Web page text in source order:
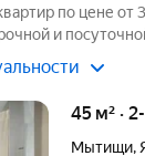
по цене
и
45 м² ·
Мытищи,